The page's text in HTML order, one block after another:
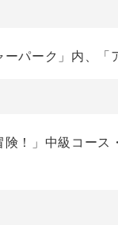
パーク」内、「
！」中級コー